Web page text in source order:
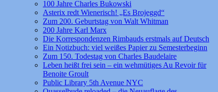
100 Jahre Charles Bukowski
Asterix redt Wienerisch! „Es Brojeggd“
Zum 200. Geburtstag von Walt Whitman
200 Jahre Karl Marx
Die Korrespondenzen Rimbauds erstmals auf Deutsch
Ein Notizbuch: viel weißes Papier zu Semesterbeginn
Zum 150. Todestag von Charles Baudelaire
Leben heißt frei sein – ein wehmütiges Au Revoir für
Benoite Groult
Public Library 5th Avenue NYC